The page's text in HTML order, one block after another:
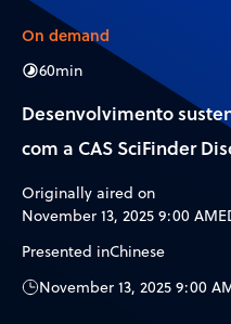
On demand
60min
Desenvolvimento
com a CAS SciFinder
Originally aired on
November 13, 2025 9:00 AM
Presented inChinese
November 13, 2025 9:00